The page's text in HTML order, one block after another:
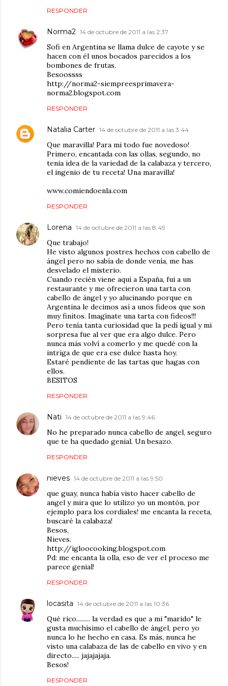
RESPONDER
Norma2 14 de octubre de 2011 a las 2:37
Sofi en Argentina se llama dulce de cayote y se
hacen con él unos bocados parecidos a los
bombones de frutas.
Besoossss
http://norma2-siempreesprimavera-
norma2.blogspot.com
RESPONDER
Natalia Carter 14 de octubre de 2011 a las 3:44
Que maravilla! Para mi todo fue novedoso!
Primero, encantada con las ollas, segundo, no
tenia idea de la variedad de la calabaza y tercero,
el ingenio de tu receta! Una maravilla!
www.comiendoenla.com
RESPONDER
Lorena 14 de octubre de 2011 a las 8:49
Que trabajo!
He visto algunos postres hechos con cabello de
ángel pero no sabía de donde venía, me has
desvelado el misterio.
Cuando recién viene aquí a España, fui a un
restaurante y me ofrecieron una tarta con
cabello de ángel y yo alucinando porque en
Argentina le decimos así a unos fideos que son
muy finitos. Imagínate una tarta con fideos!!!
Pero tenía tanta curiosidad que la pedí igual y mi
sorpresa fue al ver que era algo dulce. Pero
nunca más volví a comerlo y me quedé con la
intriga de que era ese dulce hasta hoy.
Estaré pendiente de las tartas que hagas con
ellos.
BESITOS
RESPONDER
Nati 14 de octubre de 2011 a las 9:46
No he preparado nunca cabello de angel, seguro
que te ha quedado genial. Un besazo.
RESPONDER
nieves 14 de octubre de 2011 a las 9:50
que guay, nunca había visto hacer cabello de
angel y mira que lo utilizo yo un montón, por
ejemplo para los cordiales! me encanta la receta,
buscaré la calabaza!
Besos,
Nieves.
http://igloocooking.blogspot.com
Pd: me encanta la olla, eso de ver el proceso me
parece genial!
RESPONDER
locasita 14 de octubre de 2011 a las 10:36
Qué rico......... la verdad es que a mi "marido" le
gusta muchísimo el cabello de ángel, pero yo
nunca lo he hecho en casa. Es más, nunca he
visto una calabaza de las de cabello en vivo y en
directo..... jajajajaja.
Besos!
RESPONDER